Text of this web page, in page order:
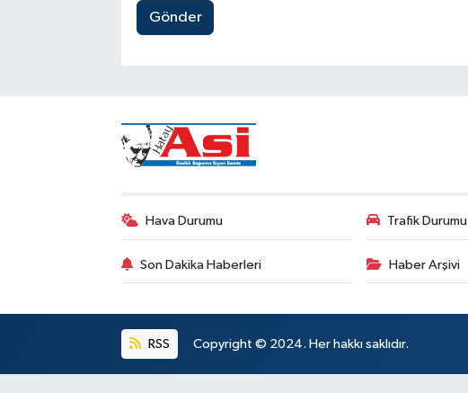
Gönder
Hava Durumu Trafik Durumu
Son Dakika Haberleri Haber Arşivi
RSS Copyright © 2024. Her hakkı saklıdır.